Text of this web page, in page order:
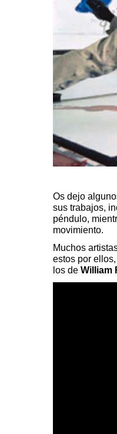
Os dejo
sus trabajos,
péndulo,
movimiento.
Muchos
estos por
los de William